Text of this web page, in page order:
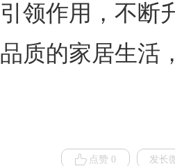
引领作用，不断
品质的家居生活
点赞 0 发长